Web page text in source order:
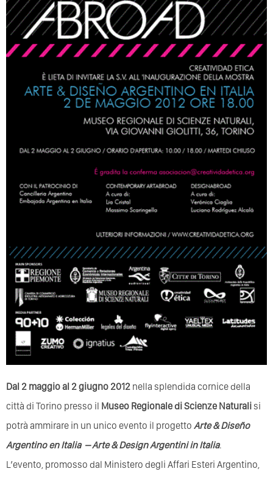
Dal 2 maggio al 2 giugno 2012 nella splendida cornice della
città di Torino presso il Museo Regionale di Scienze Naturali si
potrà ammirare in un unico evento il progetto Arte & Diseño
Argentino en Italia – Arte & Design Argentini in Italia.
L’evento, promosso dal Ministero degli Affari Esteri Argentino,